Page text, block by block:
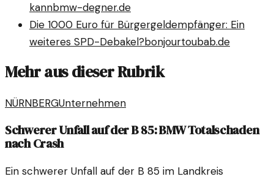
kannbmw-degner.de
Die 1000 Euro für Bürgergeldempfänger: Ein
weiteres SPD-Debakel?bonjourtoubab.de
Mehr aus dieser Rubrik
NÜRNBERGUnternehmen
Schwerer Unfall auf der B 85: BMW Totalschaden
nach Crash
Ein schwerer Unfall auf der B 85 im Landkreis